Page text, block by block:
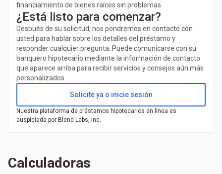
financiamiento de bienes raíces sin problemas.
¿Está listo para comenzar?
Después de su solicitud, nos pondremos en contacto con
usted para hablar sobre los detalles del préstamo y
responder cualquier pregunta. Puede comunicarse con su
banquero hipotecario mediante la información de contacto
que aparece arriba para recibir servicios y consejos aún más
personalizados.
Solicite ya o inicie sesión
Nuestra plataforma de préstamos hipotecarios en línea es
auspiciada por Blend Labs, Inc.
Calculadoras